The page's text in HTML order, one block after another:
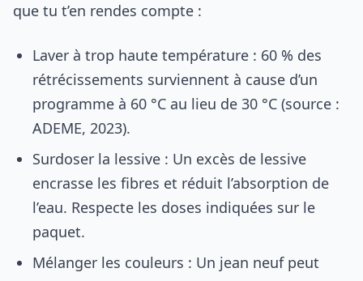
que tu t’en rendes compte :
Laver à trop haute température : 60 % des
rétrécissements surviennent à cause d’un
programme à 60 °C au lieu de 30 °C (source :
ADEME, 2023).
Surdoser la lessive : Un excès de lessive
encrasse les fibres et réduit l’absorption de
l’eau. Respecte les doses indiquées sur le
paquet.
Mélanger les couleurs : Un jean neuf peut